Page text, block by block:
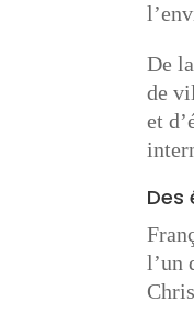
De
de
et
Des
l’un